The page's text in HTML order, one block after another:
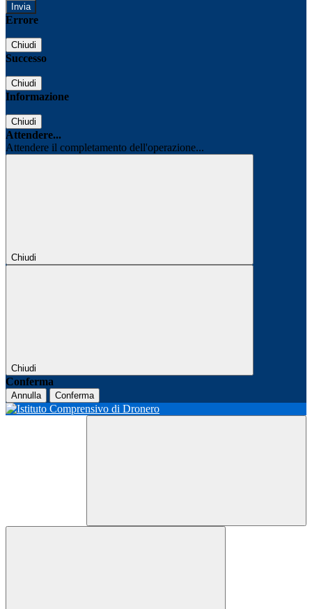
Errore
Chiudi
Successo
Chiudi
Informazione
Chiudi
Attendere...
Attendere il completamento dell'operazione...
Chiudi
Chiudi
Conferma
Annulla Conferma